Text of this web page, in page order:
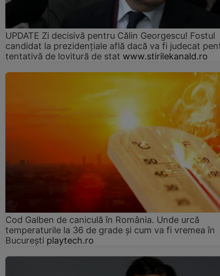
UPDATE Zi decisivă pentru Călin Georgescu! Fostul
candidat la prezidențiale află dacă va fi judecat
tentativă de lovitură de stat www.stirilekanald.ro
Cod Galben de caniculă în România. Unde urcă
temperaturile la 36 de grade și cum va fi vremea în
București playtech.ro